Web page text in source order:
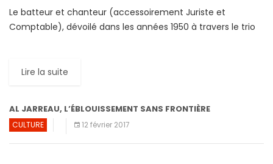
Le batteur et chanteur (accessoirement Juriste et
Comptable), dévoilé dans les années 1950 à travers le trio
Lire la suite
AL JARREAU, L’ÉBLOUISSEMENT SANS FRONTIÈRE
CULTURE 12 février 2017